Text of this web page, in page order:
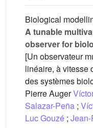
Biological
A tunable
observer for
[Un observateur
linéaire, à vitesse
des systèmes
Pierre Auger
Salazar-Peña ;
Luc Gouzé ;